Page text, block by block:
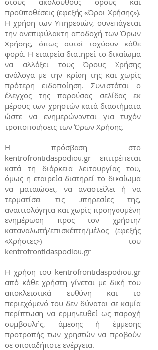
στους ακόλουθους όρους και
προϋποθέσεις (εφεξής «Όροι Χρήσης»).
Η χρήση των Υπηρεσιών, συνεπάγεται
την ανεπιφύλακτη αποδοχή των Όρων
Χρήσης, όπως αυτοί ισχύουν κάθε
φορά. Η εταιρεία διατηρεί το δικαίωμα
να αλλάξει τους Όρους Χρήσης
ανάλογα με την κρίση της και χωρίς
πρότερη ειδοποίηση. Συνιστάται ο
έλεγχος της παρούσας σελίδας εκ
μέρους των χρηστών κατά διαστήματα
ώστε να ενημερώνονται για τυχόν
τροποποιήσεις των Όρων Χρήσης.
Η πρόσβαση στο
kentrofrontidaspodiou.gr επιτρέπεται
κατά τη διάρκεια λειτουργίας του,
όμως η εταιρεία διατηρεί το δικαίωμα
να ματαιώσει, να αναστείλει ή να
τερματίσει τις υπηρεσίες της,
αναιτιολόγητα και χωρίς προηγουμένη
ενημέρωση προς τον χρήστη/
καταναλωτή/επισκέπτη/μέλος (εφεξής
«Χρήστες») του
kentrofrontidaspodiou.gr
Η χρήση του kentrofrontidaspodiou.gr
από κάθε χρήστη γίνεται με δική του
αποκλειστικά ευθύνη και το
περιεχόμενό του δεν δύναται σε καμία
περίπτωση να ερμηνευθεί ως παροχή
συμβουλής, άμεσης ή έμμεσης
προτροπής των χρηστών να προβούν
σε οποιαδήποτε ενέργεια.